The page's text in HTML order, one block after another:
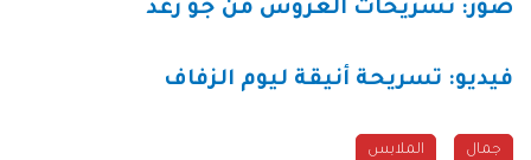
صور: تسريحات العروس من جو رعد
فيديو: تسريحة أنيقة ليوم الزفاف
جمال الملابس